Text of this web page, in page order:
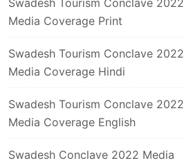
Swadesh Tourism Conclave 2022
Media Coverage Print
Swadesh Tourism Conclave 2022
Media Coverage Hindi
Swadesh Tourism Conclave 2022
Media Coverage English
Swadesh Conclave 2022 Media